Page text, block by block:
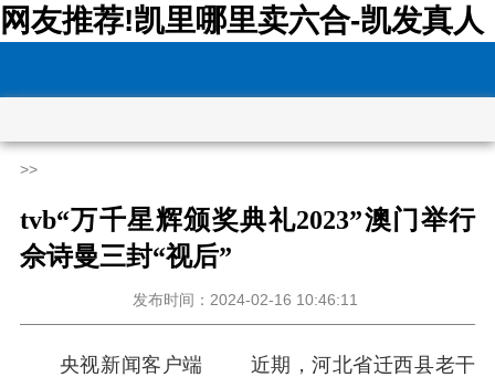
网友推荐!凯里哪里卖六合-凯发真人
>>
tvb“万千星辉颁奖典礼2023”澳门举行
佘诗曼三封“视后”
发布时间：2024-02-16 10:46:11
央视新闻客户端
近期，河北省迁西县老干